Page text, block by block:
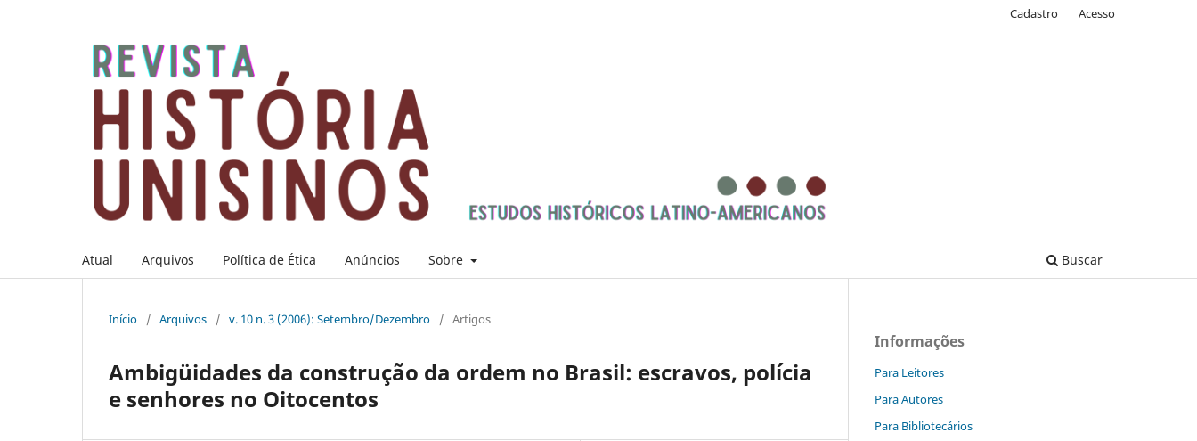
Atual Arquivos Política de Ética Anúncios Sobre Buscar
Cadastro Acesso
Início / Arquivos / v. 10 n. 3 (2006): Setembro/Dezembro / Artigos
Ambigüidades da construção da ordem no Brasil: escravos, polícia
e senhores no Oitocentos
Informações
Para Leitores
Para Autores
Para Bibliotecários